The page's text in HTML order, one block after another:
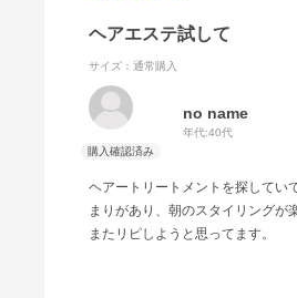
ヘアエステ試して
サイズ：通常購入
no name
年代:40代
ヘアートリートメントを探してい
まりがあり、朝のスタイリングが
またリピしようと思ってます。